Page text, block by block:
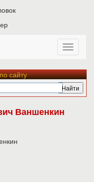
сайту
Ваншенкин